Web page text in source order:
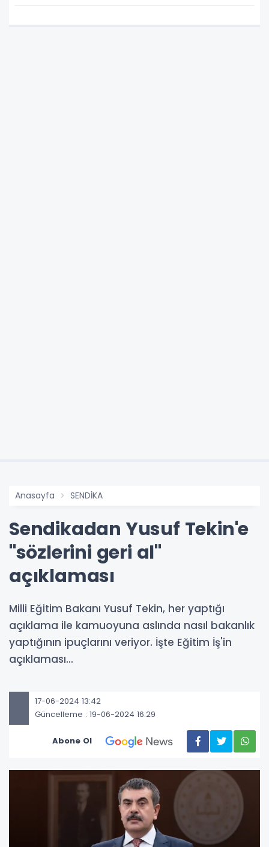
Anasayfa SENDİKA
Sendikadan Yusuf Tekin'e
''sözlerini geri al''
açıklaması
Milli Eğitim Bakanı Yusuf Tekin, her yaptığı
açıklama ile kamuoyuna aslında nasıl bakanlık
yaptığının ipuçlarını veriyor. İşte Eğitim İş'in
açıklaması...
17-06-2024 13:42
Güncelleme : 19-06-2024 16:29
Abone Ol